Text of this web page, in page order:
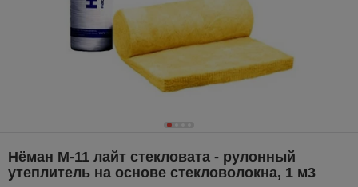
Нёман М-11 лайт стекловата - рулонный
утеплитель на основе стекловолокна, 1 м3